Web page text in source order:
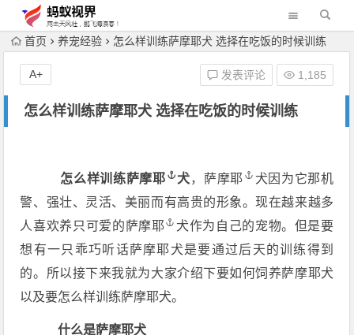
首页 养宠经验 怎么样训练萨摩耶犬 选择在吃饭的时候训练
怎么样训练萨摩耶犬 选择在吃饭的时候训练
发表评论 1,185
A+
怎么样训练萨摩耶 犬， 萨摩耶
犬因为它那机
警、强壮、灵活、美丽而有高贵的形象。现在越来越多
人喜欢养只可爱的萨摩耶
犬作为自己的宠物。但是要
想有一只乖巧听话萨摩耶犬是要通过后天的训练得到
的。所以接下来我就为大家介绍下要如何饲养萨摩耶犬
以及要怎么样训练萨摩耶犬。
什么是萨摩耶犬